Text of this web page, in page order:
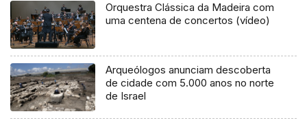
Orquestra Clássica da Madeira com
uma centena de concertos (vídeo)
Arqueólogos anunciam descoberta
de cidade com 5.000 anos no norte
de Israel